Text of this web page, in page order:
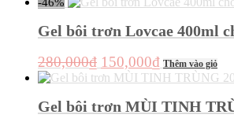
Gel bôi trơn Lovcae 400ml
280,000₫ Giá
gốc
280,000₫.
150,000₫Giá
hiện
là:
Thêm vào giỏ
Gel bôi trơn MÙI TINH